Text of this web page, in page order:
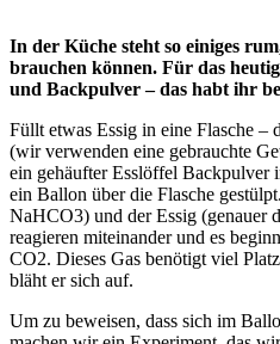
In der Küche steht so einiges
brauchen können. Für das
und Backpulver – das habt ihr
Füllt etwas Essig in eine Flasche –
(wir verwenden eine gebrauchte
ein gehäufter Esslöffel Backpulver
ein Ballon über die Flasche
NaHCO3) und der Essig (genauer
reagieren miteinander und es
CO2. Dieses Gas benötigt viel
bläht er sich auf.
Um zu beweisen, dass sich im